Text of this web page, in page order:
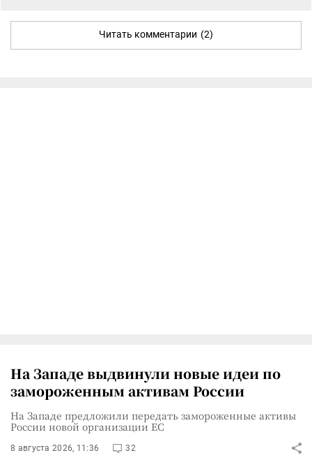
Читать комментарии (2)
На Западе выдвинули новые идеи по
замороженным активам России
На Западе предложили передать замороженные активы
России новой организации ЕС
8 августа 2026, 11:36 32